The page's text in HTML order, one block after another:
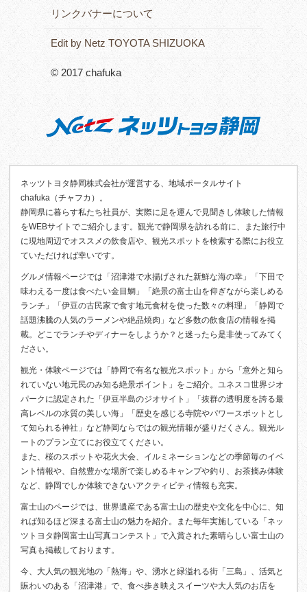
リンクバナーについて
Edit by Netz TOYOTA SHIZUOKA
© 2017 chafuka
ネッツトヨタ静岡株式会社が運営する、地域ポータルサイト
chafuka（チャフカ）。
静岡県に暮らす私たち社員が、実際に足を運んで見聞きし体験した情報
をWEBサイトでご紹介します。観光で静岡県を訪れる前に、また旅行中
に現地周辺でオススメの飲食店や、観光スポットを検索する際にお役立
ていただければ幸いです。
グルメ情報ページでは「沼津港で水揚げされた新鮮な海の幸」「下田で
味わえる一度は食べたい金目鯛」「絶景の富士山を仰ぎながら楽しめる
ランチ」「伊豆の古民家で食す地元食材を使った数々の料理」「静岡で
話題沸騰の人気のラーメンや絶品焼肉」など多数の飲食店の情報を掲
載。どこでランチやディナーをしようか？と迷ったら是非使ってみてく
ださい。
観光・体験ページでは「静岡で有名な観光スポット」から「意外と知ら
れていない地元民のみ知る絶景ポイント」をご紹介。ユネスコ世界ジオ
パークに認定された「伊豆半島のジオサイト」「抜群の透明度を誇る最
高レベルの水質の美しい海」「歴史を感じる寺院やパワースポットとし
て知られる神社」など静岡ならではの観光情報が盛りだくさん。観光ル
ートのプラン立てにお役立てください。
また、桜のスポットや花火大会、イルミネーションなどの季節毎のイベ
ント情報や、自然豊かな場所で楽しめるキャンプや釣り、お茶摘み体験
など、静岡でしか体験できないアクティビティ情報も充実。
富士山のページでは、世界遺産である富士山の歴史や文化を中心に、知
れば知るほど深まる富士山の魅力を紹介。また毎年実施している「ネッ
ツトヨタ静岡富士山写真コンテスト」で入賞された素晴らしい富士山の
写真も掲載しております。
今、大人気の観光地の「熱海」や、湧水と緑溢れる街「三島」、活気と
賑わいのある「沼津港」で、食べ歩き映えスイーツや大人気のお店を